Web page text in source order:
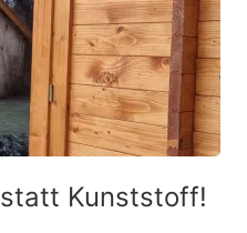
Kunststoff!